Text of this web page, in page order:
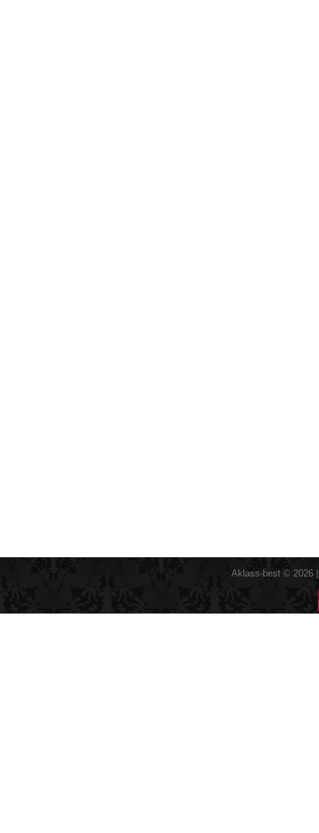
Aklass-best © 2026